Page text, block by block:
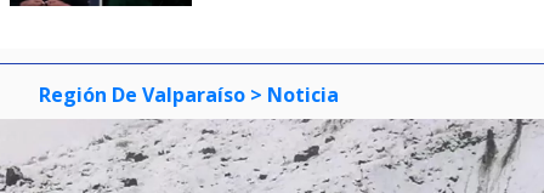
Región De Valparaíso > Noticia